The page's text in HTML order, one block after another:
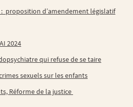
: proposition d’amendement législatif
2024
qui refuse de se taire
sexuels sur les enfants
Réforme de la justice